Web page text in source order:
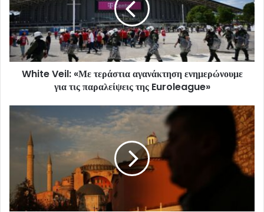
White Veil: «Με τεράστια αγανάκτηση ενημερώνουμε
για τις παραλείψεις της Euroleague»